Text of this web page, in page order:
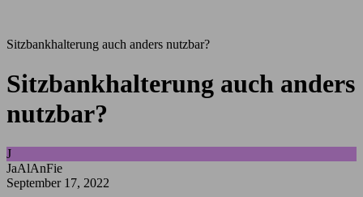
Sitzbankhalterung auch anders nutzbar?
Sitzbankhalterung auch anders
nutzbar?
J
JaAlAnFie
September 17, 2022